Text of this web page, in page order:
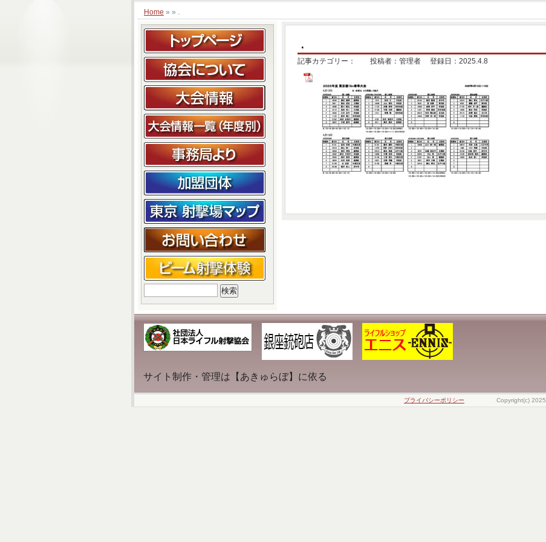
Home » » .
.
記事カテゴリー： 投稿者：管理者 登録日：2025.4.8
索:
サイト制作・管理は【あきゅらぼ】に依る
プライバシーポリシー Copyright(c) 2025